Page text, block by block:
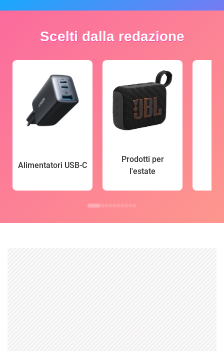
Scelti dalla redazione
Alimentatori USB-C
Prodotti per
l'estate